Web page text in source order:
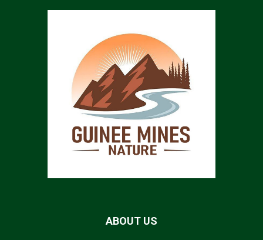
ABOUT US